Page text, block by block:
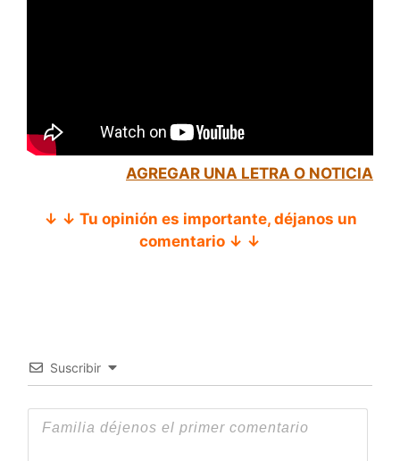
AGREGAR UNA LETRA O NOTICIA
↓ ↓ Tu opinión es importante, déjanos un
comentario ↓ ↓
Suscribir